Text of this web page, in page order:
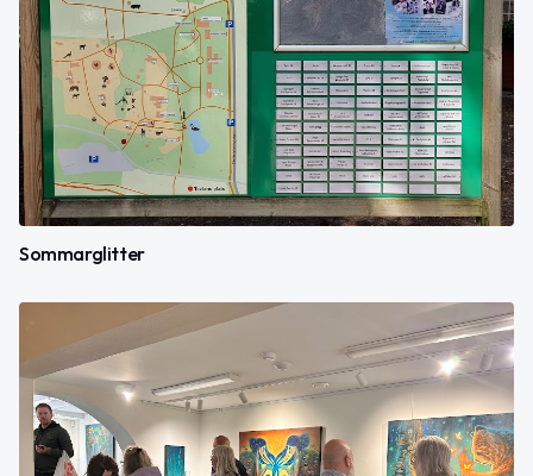
Sommarglitter